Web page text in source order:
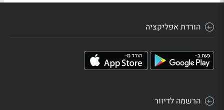
הורדת אפליקציה
הרשמה לדיוור